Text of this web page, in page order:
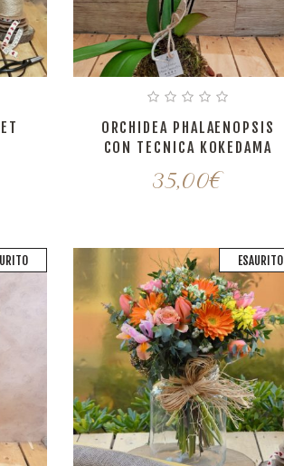
ORCHIDEA PHALAENOPSIS
CON TECNICA KOKEDAMA
35,00€
ESAURITO